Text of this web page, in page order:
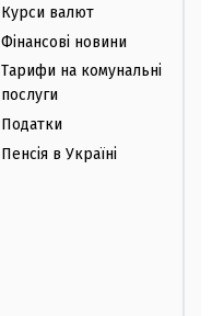
Курси валют
Фінансові новини
Тарифи на комунальні
послуги
Податки
Пенсія в Україні